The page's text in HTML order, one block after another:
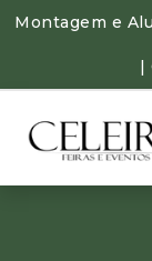
Montagem e
|